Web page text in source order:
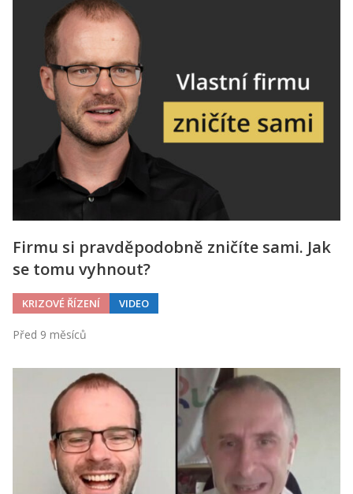
Firmu si pravděpodobně zničíte sami. Jak
se tomu vyhnout?
KRIZOVÉ ŘÍZENÍ VIDEO
Před 9 měsíců